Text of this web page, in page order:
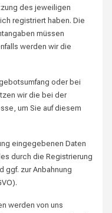
des jeweiligen
registriert haben. Die
müssen
werden wir die
oder bei
wir die bei der
um Sie auf diesem
eingegebenen Daten
durch die Registrierung
ggf. zur Anbahnung
werden von uns